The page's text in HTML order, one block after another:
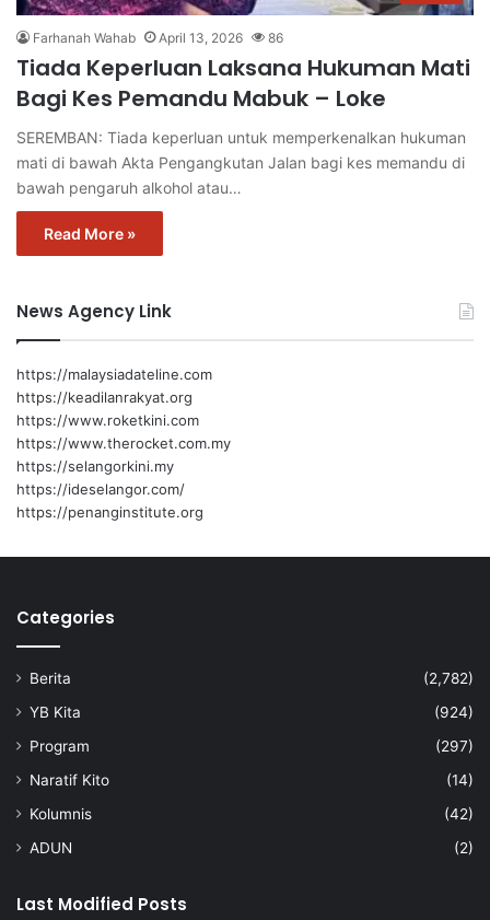
Farhanah Wahab April 13, 2026 86
Tiada Keperluan Laksana Hukuman Mati
Bagi Kes Pemandu Mabuk – Loke
SEREMBAN: Tiada keperluan untuk memperkenalkan hukuman
mati di bawah Akta Pengangkutan Jalan bagi kes memandu di
bawah pengaruh alkohol atau…
Read More »
News Agency Link
https://malaysiadateline.com
https://keadilanrakyat.org
https://www.roketkini.com
https://www.therocket.com.my
https://selangorkini.my
https://ideselangor.com/
https://penanginstitute.org
Categories
Berita
(2,782)
YB Kita
(924)
Program
(297)
Naratif Kito
(14)
Kolumnis
(42)
ADUN
(2)
Last Modified Posts